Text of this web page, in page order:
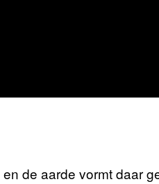
de aarde vormt daar